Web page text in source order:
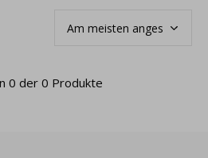
0 der 0 Produkte